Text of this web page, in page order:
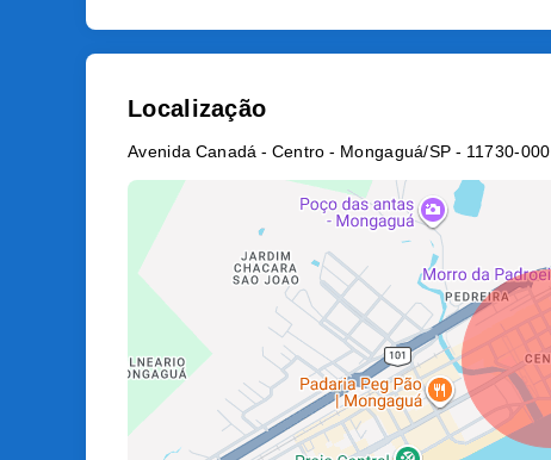
Localização
Avenida Canadá - Centro - Mongaguá/SP - 11730-000